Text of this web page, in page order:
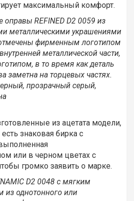
максимальный комфорт.
оправы REFINED D2 0059 из
металлическими украшениями
фирменным логотипом
металлической части,
в то время как деталь
заметна на торцевых частях.
прозрачный серый,
из ацетата модели,
знаковая бирка с
или в черном цветах с
громко заявить о марке.
D2 0048 с мягким
из однотонного или